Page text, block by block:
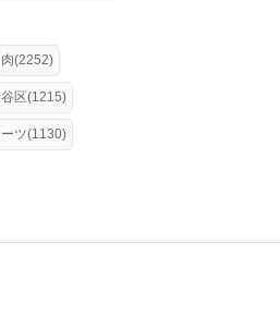
肉(2252)
区(1215)
ーツ(1130)